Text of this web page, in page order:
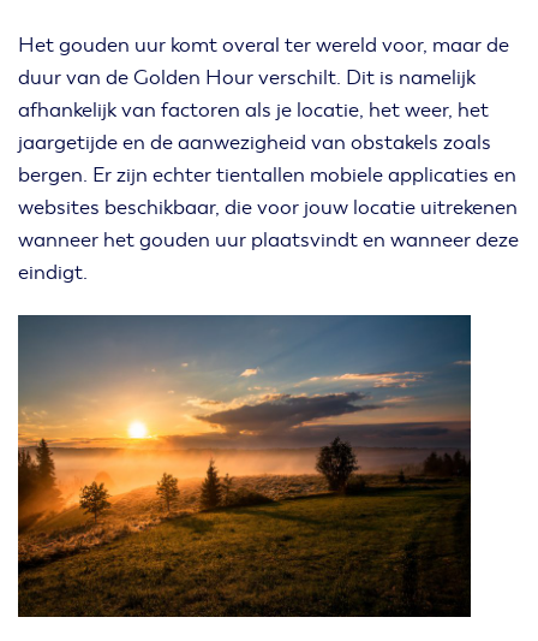
Het gouden uur komt overal ter wereld voor, maar de
duur van de Golden Hour verschilt. Dit is namelijk
afhankelijk van factoren als je locatie, het weer, het
jaargetijde en de aanwezigheid van obstakels zoals
bergen. Er zijn echter tientallen mobiele applicaties en
websites beschikbaar, die voor jouw locatie uitrekenen
wanneer het gouden uur plaatsvindt en wanneer deze
eindigt.